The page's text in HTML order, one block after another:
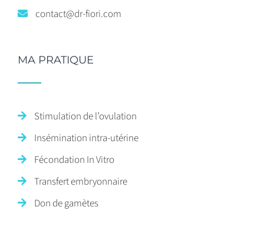
contact@dr-fiori.com
MA PRATIQUE
Stimulation de l’ovulation
Insémination intra-utérine
Fécondation In Vitro
Transfert embryonnaire
Don de gamètes